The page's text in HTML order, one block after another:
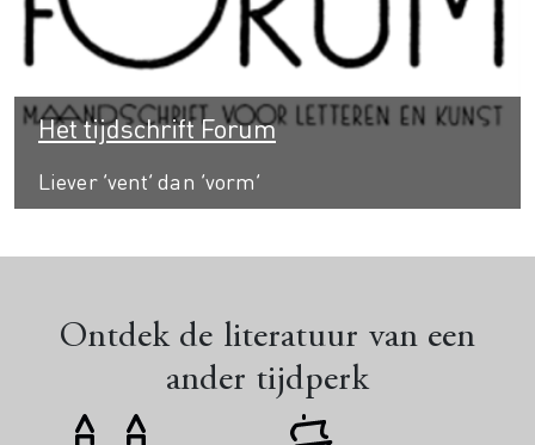
Het tijdschrift Forum
Liever ‘vent’ dan ‘vorm’
Ontdek de literatuur van een
ander tijdperk